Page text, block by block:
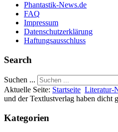
Phantastik-News.de
FAQ
Impressum
Datenschutzerklärung
Haftungsausschluss
Search
Suchen ...
Aktuelle Seite: Startseite Literatur-
und der Textlustverlag haben dicht
Kategorien